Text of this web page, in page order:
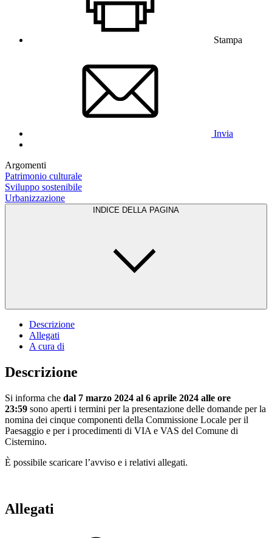
Stampa
Invia
Argomenti
Patrimonio culturale
Sviluppo sostenibile
Urbanizzazione
INDICE DELLA PAGINA
Descrizione
Allegati
A cura di
Descrizione
Si informa che dal 7 marzo 2024 al 6 aprile 2024 alle ore
23:59 sono aperti i termini per la presentazione delle domande per la
nomina dei cinque componenti della Commissione Locale per il
Paesaggio e per i procedimenti di VIA e VAS del Comune di
Cisternino.
È possibile scaricare l’avviso e i relativi allegati.
Allegati